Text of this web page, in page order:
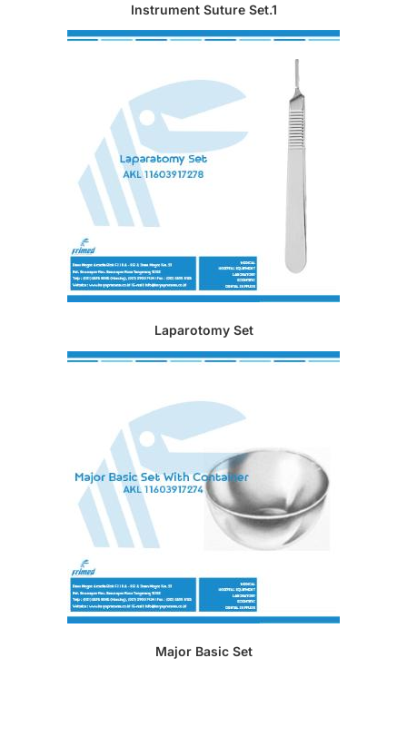
Instrument Suture Set.1
Laparotomy Set
Major Basic Set